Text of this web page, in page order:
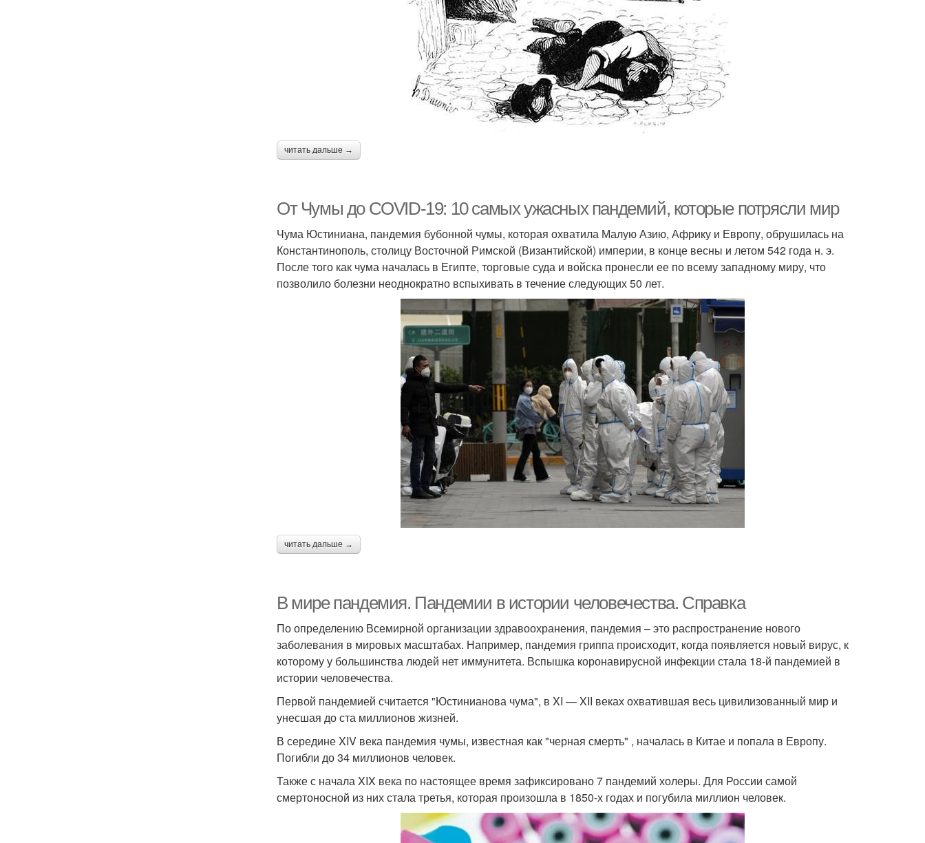
читать дальше →
От Чумы до COVID-19: 10 самых ужасных пандемий, которые потрясли мир
Чума Юстиниана, пандемия бубонной чумы, которая охватила Малую Азию, Африку и Европу, обрушилась на
Константинополь, столицу Восточной Римской (Византийской) империи, в конце весны и летом 542 года н. э.
После того как чума началась в Египте, торговые суда и войска пронесли ее по всему западному миру, что
позволило болезни неоднократно вспыхивать в течение следующих 50 лет.
читать дальше →
В мире пандемия. Пандемии в истории человечества. Справка
По определению Всемирной организации здравоохранения, пандемия – это распространение нового
заболевания в мировых масштабах. Например, пандемия гриппа происходит, когда появляется новый вирус, к
которому у большинства людей нет иммунитета. Вспышка коронавирусной инфекции стала 18-й пандемией в
истории человечества.
Первой пандемией считается "Юстинианова чума", в XI — XII веках охватившая весь цивилизованный мир и
унесшая до ста миллионов жизней.
В середине XIV века пандемия чумы, известная как "черная смерть" , началась в Китае и попала в Европу.
Погибли до 34 миллионов человек.
Также с начала XIX века по настоящее время зафиксировано 7 пандемий холеры. Для России самой
смертоносной из них стала третья, которая произошла в 1850-х годах и погубила миллион человек.